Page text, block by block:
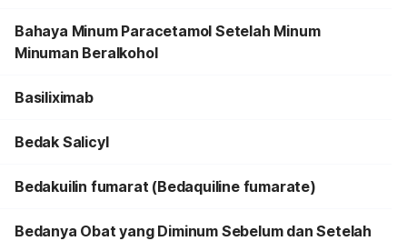
Bahaya Minum Paracetamol Setelah Minum
Minuman Beralkohol
Basiliximab
Bedak Salicyl
Bedakuilin fumarat (Bedaquiline fumarate)
Bedanya Obat yang Diminum Sebelum dan Setelah